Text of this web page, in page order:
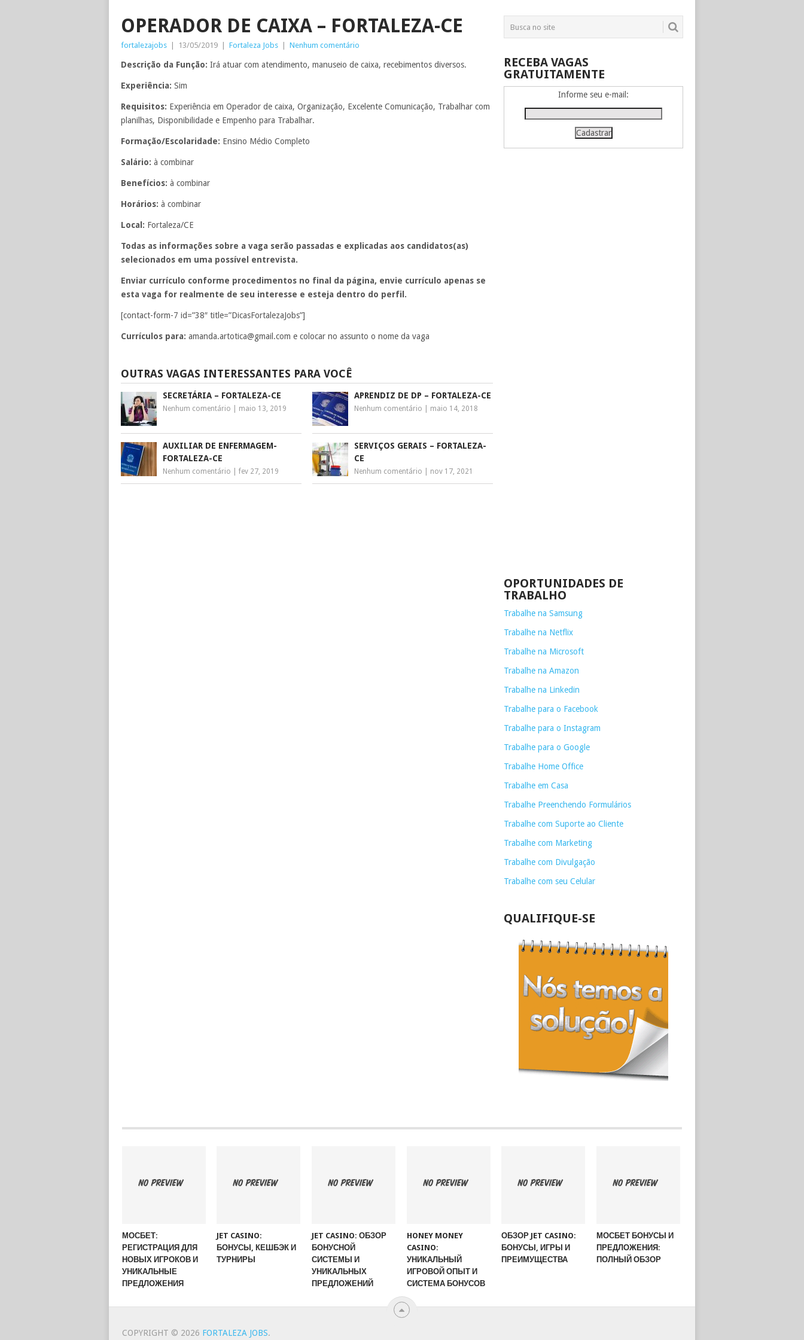
OPERADOR DE CAIXA – FORTALEZA-CE
fortalezajobs 13/05/2019 Fortaleza Jobs Nenhum comentário
Descrição da Função: Irá atuar com atendimento, manuseio de caixa, recebimentos diversos.
Experiência: Sim
Requisitos: Experiência em Operador de caixa, Organização, Excelente Comunicação, Trabalhar com
planilhas, Disponibilidade e Empenho para Trabalhar.
Formação/Escolaridade: Ensino Médio Completo
Salário: à combinar
Benefícios: à combinar
Horários: à combinar
Local: Fortaleza/CE
Todas as informações sobre a vaga serão passadas e explicadas aos candidatos(as)
selecionados em uma possível entrevista.
Enviar currículo conforme procedimentos no final da página, envie currículo apenas se
esta vaga for realmente de seu interesse e esteja dentro do perfil.
[contact-form-7 id=”38″ title=”DicasFortalezaJobs”]
Currículos para: amanda.artotica@gmail.com e colocar no assunto o nome da vaga
OUTRAS VAGAS INTERESSANTES PARA VOCÊ
SECRETÁRIA – FORTALEZA-CE
Nenhum comentário maio 13, 2019
APRENDIZ DE DP – FORTALEZA-CE
Nenhum comentário maio 14, 2018
AUXILIAR DE ENFERMAGEM-
FORTALEZA-CE
Nenhum comentário fev 27, 2019
SERVIÇOS GERAIS – FORTALEZA-
CE
Nenhum comentário nov 17, 2021
RECEBA VAGAS
GRATUITAMENTE
Informe seu e-mail:
OPORTUNIDADES DE
TRABALHO
Trabalhe na Samsung
Trabalhe na Netflix
Trabalhe na Microsoft
Trabalhe na Amazon
Trabalhe na Linkedin
Trabalhe para o Facebook
Trabalhe para o Instagram
Trabalhe para o Google
Trabalhe Home Office
Trabalhe em Casa
Trabalhe Preenchendo Formulários
Trabalhe com Suporte ao Cliente
Trabalhe com Marketing
Trabalhe com Divulgação
Trabalhe com seu Celular
QUALIFIQUE-SE
МОСБЕТ:
РЕГИСТРАЦИЯ ДЛЯ
НОВЫХ ИГРОКОВ И
УНИКАЛЬНЫЕ
ПРЕДЛОЖЕНИЯ
JET CASINO:
БОНУСЫ, КЕШБЭК И
ТУРНИРЫ
JET CASINO: ОБЗОР
БОНУСНОЙ
СИСТЕМЫ И
УНИКАЛЬНЫХ
ПРЕДЛОЖЕНИЙ
HONEY MONEY
CASINO:
УНИКАЛЬНЫЙ
ИГРОВОЙ ОПЫТ И
СИСТЕМА БОНУСОВ
ОБЗОР JET CASINO:
БОНУСЫ, ИГРЫ И
ПРЕИМУЩЕСТВА
МОСБЕТ БОНУСЫ И
ПРЕДЛОЖЕНИЯ:
ПОЛНЫЙ ОБЗОР
COPYRIGHT © 2026 FORTALEZA JOBS.